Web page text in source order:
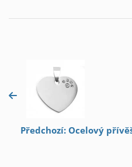
Předchozí: Ocelový